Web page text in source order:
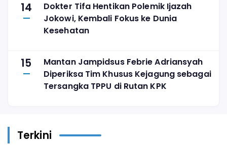
14
Dokter Tifa Hentikan Polemik Ijazah
Jokowi, Kembali Fokus ke Dunia
Kesehatan
15
Mantan Jampidsus Febrie Adriansyah
Diperiksa Tim Khusus Kejagung sebagai
Tersangka TPPU di Rutan KPK
Terkini